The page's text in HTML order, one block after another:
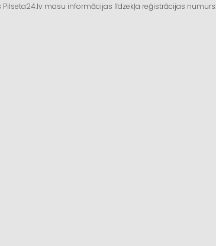
masu informācijas līdzekļa reģistrācijas